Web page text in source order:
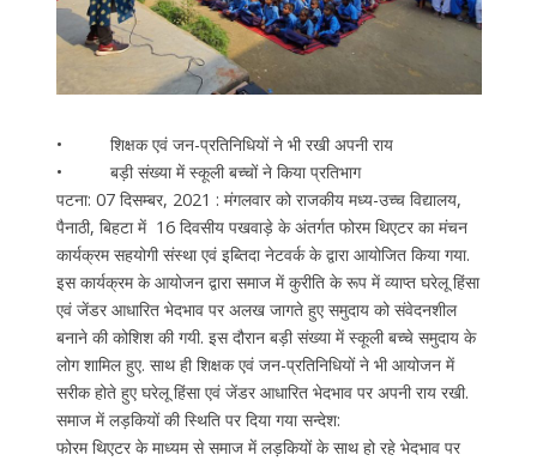
• शिक्षक एवं जन-प्रतिनिधियों ने भी रखी अपनी राय
• बड़ी संख्या में स्कूली बच्चों ने किया प्रतिभाग
पटना: 07 दिसम्बर, 2021 : मंगलवार को राजकीय मध्य-उच्च विद्यालय,
पैनाठी, बिहटा में 16 दिवसीय पखवाड़े के अंतर्गत फोरम थिएटर का मंचन
कार्यक्रम सहयोगी संस्था एवं इब्तिदा नेटवर्क के द्वारा आयोजित किया गया.
इस कार्यक्रम के आयोजन द्वारा समाज में कुरीति के रूप में व्याप्त घरेलू हिंसा
एवं जेंडर आधारित भेदभाव पर अलख जागते हुए समुदाय को संवेदनशील
बनाने की कोशिश की गयी. इस दौरान बड़ी संख्या में स्कूली बच्चे समुदाय के
लोग शामिल हुए. साथ ही शिक्षक एवं जन-प्रतिनिधियों ने भी आयोजन में
सरीक होते हुए घरेलू हिंसा एवं जेंडर आधारित भेदभाव पर अपनी राय रखी.
समाज में लड़कियों की स्थिति पर दिया गया सन्देश:
फोरम थिएटर के माध्यम से समाज में लड़कियों के साथ हो रहे भेदभाव पर